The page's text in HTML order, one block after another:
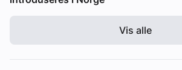
Vis alle